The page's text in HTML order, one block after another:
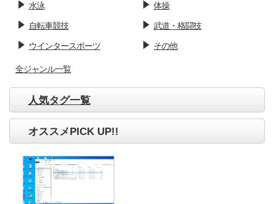
水泳 体操
自転車競技 武道・格闘技
ウインタースポーツ その他
全ジャンル一覧
人気タグ一覧
オススメPICK UP!!